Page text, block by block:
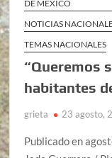
DE MÉXICO
NOTICIAS
TEMAS NACIONALES
“Queremos
habitantes
grieta 23 agosto,
Publicado en